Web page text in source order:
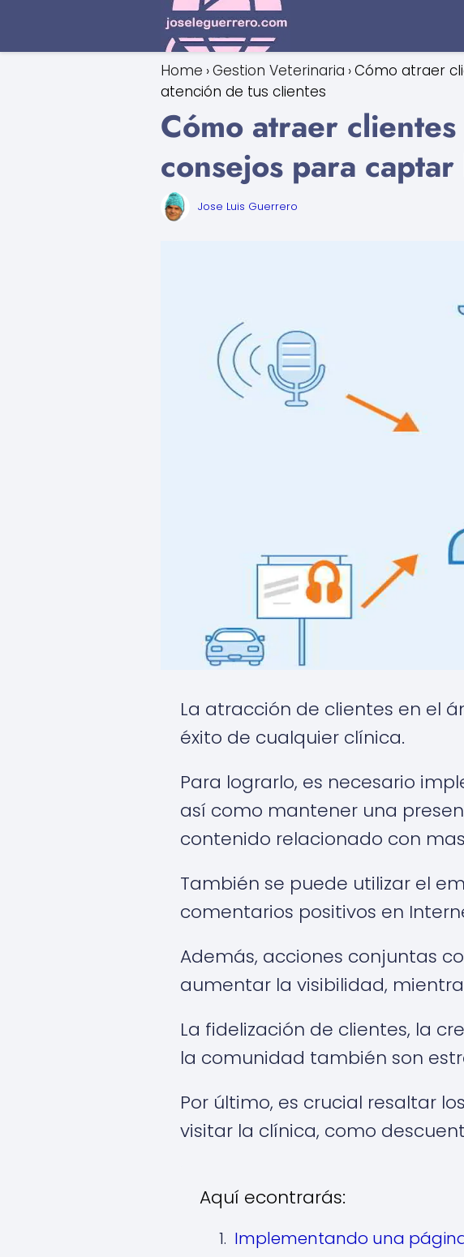
Home Gestion Veterinaria Cómo atraer
atención de tus clientes
Cómo atraer
consejos para
Jose Luis Guerrero
La atracción de clientes en el
éxito de cualquier clínica.
Para lograrlo, es necesario
así como mantener una
contenido relacionado con
También se puede utilizar el
comentarios positivos en
Además, acciones conjuntas
aumentar la visibilidad,
La fidelización de clientes, la
la comunidad también son
Por último, es crucial resaltar
visitar la clínica, como
Aquí econtrarás:
Implementando una